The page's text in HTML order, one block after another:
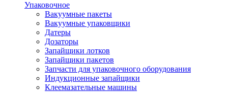
Упаковочное
Вакуумные пакеты
Вакуумные упаковщики
Датеры
Дозаторы
Запайщики лотков
Запайщики пакетов
Запчасти для упаковочного оборудования
Индукционные запайщики
Клеемазательные машины